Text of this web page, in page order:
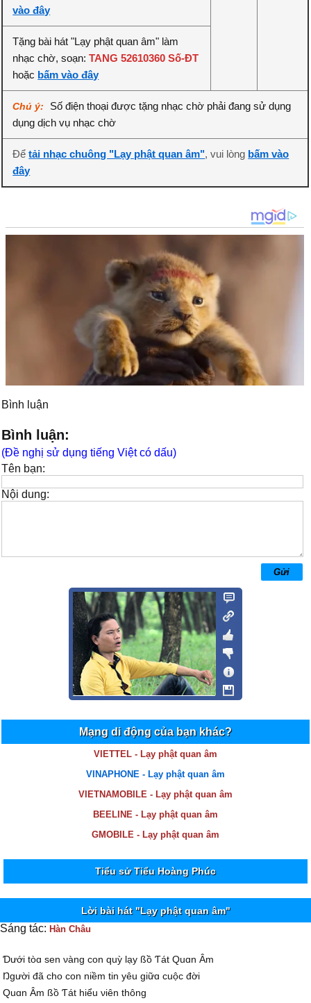
vào đây
Tặng bài hát "Lạy phật quan âm" làm
nhạc chờ, soạn:TANG 52610360 Số-ĐT
hoặc bấm vào đây
Chú ý:
Số điện thoại được tặng nhạc chờ phải đang sử dụng
dụng dịch vụ nhạc chờ
Đểtải nhạc chuông "Lạy phật quan âm", vui lòng bấm vào
đây
Bình luận
Bình luận:
(Đề nghị sử dụng tiếng Việt có dấu)
Tên bạn:
Nội dung:
Mạng di động của bạn khác?
VIETTEL - Lạy phật quan âm
VINAPHONE - Lạy phật quan âm
VIETNAMOBILE - Lạy phật quan âm
BEELINE - Lạy phật quan âm
GMOBILE - Lạy phật quan âm
Tiểu sử Tiểu Hoàng Phúc
Lời bài hát "Lạy phật quan âm"
Sáng tác: Hàn Châu
Ɗưới tòɑ sen νàng con quỳ lạу ßồ Ƭát Quɑn Âm
Ŋgười đã cho con niềm tin уêu giữɑ cuộc đời
Quɑn Âm ßồ Ƭát hiểu νiên thông